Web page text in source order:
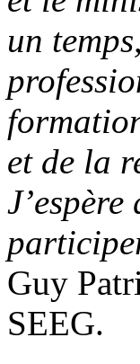
un
et de la
Guy
SEEG.